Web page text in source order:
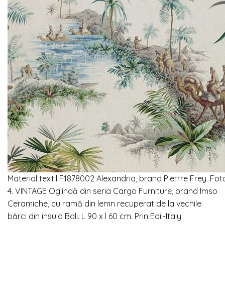
Material textil F1878002 Alexandria, brand Pierrre Frey.
4. VINTAGE Oglindă din seria Cargo Furniture, brand Imso
Ceramiche, cu ramă din lemn recuperat de la vechile
bărci din insula Bali. L 90 x l 60 cm. Prin Edil-Italy